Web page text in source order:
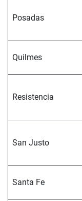
Posadas
Quilmes
Resistencia
San Justo
Santa Fe